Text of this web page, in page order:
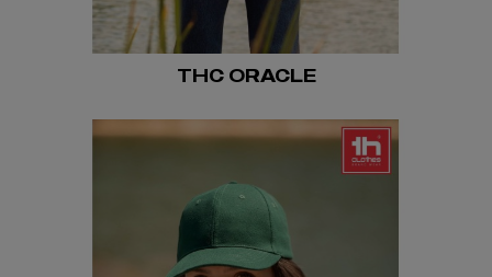
THC ORACLE